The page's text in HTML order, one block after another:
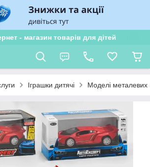
- магазин товарів для дітей
Іграшки дитячі Моделі